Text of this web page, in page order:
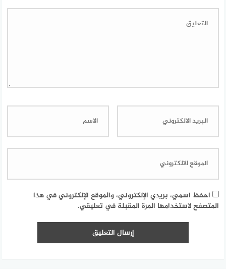
احفظ اسمي، بريدي الإلكتروني، والموقع الإلكتروني في هذا
المتصفح لاستخدامها المرة المقبلة في تعليقي.